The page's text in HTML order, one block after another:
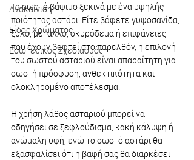
Ανακαίνιση
Είδος Χρώματος
Εσωτερικός Σχεδιασμός
Το σωστό βάψιμο ξεκινά με ένα υψηλής
ποιότητας αστάρι. Είτε βάφετε γυψοσανίδα,
ξύλο, μέταλλο, σκυρόδεμα ή επιφάνειες
που έχουν βαφτεί στο παρελθόν, η επιλογή
του σωστού ασταριού είναι απαραίτητη για
σωστή πρόσφυση, ανθεκτικότητα και
ολοκληρομένο αποτέλεσμα.
Η χρήση λάθος ασταριού μπορεί να
οδηγήσει σε ξεφλούδισμα, κακή κάλυψη ή
ανώμαλη υφή, ενώ το σωστό αστάρι θα
εξασφαλίσει ότι η βαφή σας θα διαρκέσει